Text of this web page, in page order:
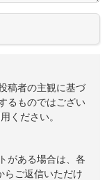
稿者の主観に基づ
るものではござい
ください。
がある場合は、各
らご返信いただけ